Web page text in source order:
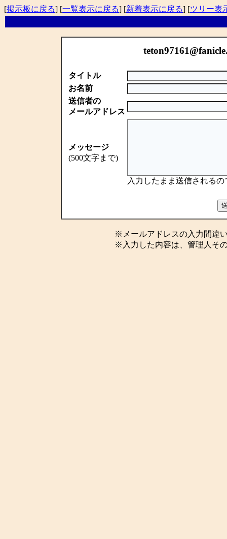
[掲示板に戻る] [一覧表示に戻る] [新着表示に戻る] [ツリー表
タイトル
お名前
送信者の
メールアドレス
メッセージ
(500文字まで)
入力したまま送信される
※メールアドレスの入力間違
※入力した内容は、管理人そ